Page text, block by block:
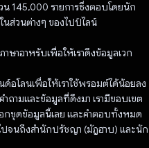
145,000 รายการซึ่งตอบโดยนัก
นส่วนต่างๆ ของไปป์ไลน์
ษาอาหรับเพื่อให้เราดึงข้อมูลเวก
อโลนเพื่อให้เราใช้พรอมต์ได้น้อยลง
ถามและข้อมูลที่ดึงมา เรามีขอบเขต
กชุดข้อมูลนี้เลย และคำตอบทั้งหมด
ปจนถึงสำนักปรัชญา (มัฎฮาบ) และนัก